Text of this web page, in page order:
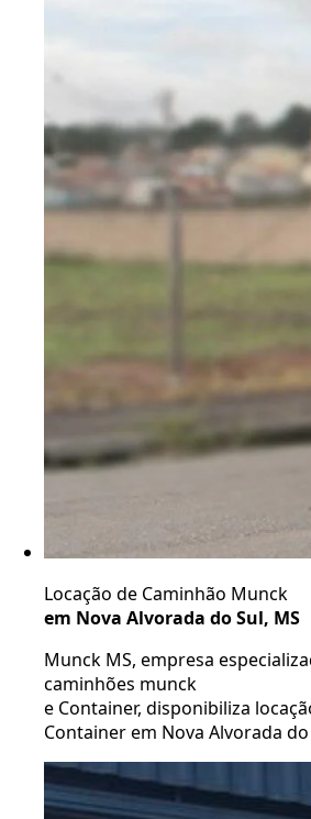
Locação de Caminhão Munck
em Nova Alvorada do Sul, MS
Munck MS, empresa
caminhões munck
e Container, disponibiliza
Container em Nova Alvorada do